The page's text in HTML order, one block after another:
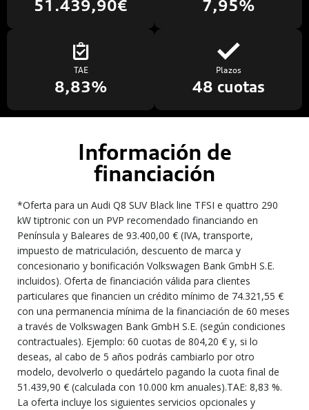
51.439,90€ 7,95%
TAE
8,83%
Plazos
48 cuotas
Información de
financiación
*Oferta para un Audi Q8 SUV Black line TFSI e quattro 290
kW tiptronic con un PVP recomendado financiando en
Península y Baleares de 93.400,00 € (IVA, transporte,
impuesto de matriculación, descuento de marca y
concesionario y bonificación Volkswagen Bank GmbH S.E.
incluidos). Oferta de financiación válida para clientes
particulares que financien un crédito mínimo de 74.321,55 €
con una permanencia mínima de la financiación de 60 meses
a través de Volkswagen Bank GmbH S.E. (según condiciones
contractuales). Ejemplo: 60 cuotas de 804,20 € y, si lo
deseas, al cabo de 5 años podrás cambiarlo por otro
modelo, devolverlo o quedártelo pagando la cuota final de
51.439,90 € (calculada con 10.000 km anuales).TAE: 8,83 %.
La oferta incluye los siguientes servicios opcionales y